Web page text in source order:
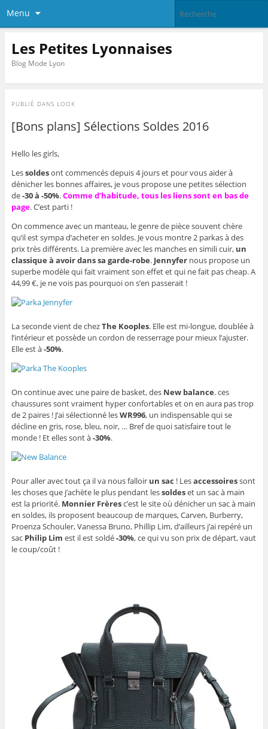
Menu
Les Petites Lyonnaises
Blog Mode Lyon
PUBLIÉ DANS LOOK
[Bons plans] Sélections Soldes 2016
Hello les girls,
Lessoldesont commencés depuis 4 jours et pour vous aider à
dénicher les bonnes affaires, je vous propose une petites sélection
de-30 à -50%.Comme d’habitude, tous les liens sont en bas de
page. C’est parti !
On commence avec un manteau, le genre de pièce souvent chère
qu’il est sympa d’acheter en soldes. Je vous montre 2 parkas à des
prix très différents. La première avec les manches en simili cuir, un
classique à avoir dans sa garde-robe. Jennyfernous propose un
superbe modèle qui fait vraiment son effet et qui ne fait pas cheap. A
44,99 €, je ne vois pas pourquoi on s’en passerait !
La seconde vient de chezThe Kooples. Elle est mi-longue, doublée à
l’intérieur et possède un cordon de resserrage pour mieux l’ajuster.
Elle est à-50%.
On continue avec une paire de basket, des New balance. ces
chaussures sont vraiment hyper confortables et on en aura pas trop
de 2 paires ! J’ai sélectionné lesWR996, un indispensable qui se
décline en gris, rose, bleu, noir, … Bref de quoi satisfaire tout le
monde ! Et elles sont à-30%.
Pour aller avec tout ça il va nous falloir un sac ! Lesaccessoiressont
les choses que j’achète le plus pendant lessoldeset un sac à main
est la priorité. Monnier Frèresc’est le site où dénicher un sac à main
en soldes, ils proposent beaucoup de marques, Carven, Burberry,
Proenza Schouler, Vanessa Bruno, Phillip Lim, d’ailleurs j’ai repéré un
sac Philip Lim est il est soldé-30%, ce qui vu son prix de départ, vaut
le coup/coût !